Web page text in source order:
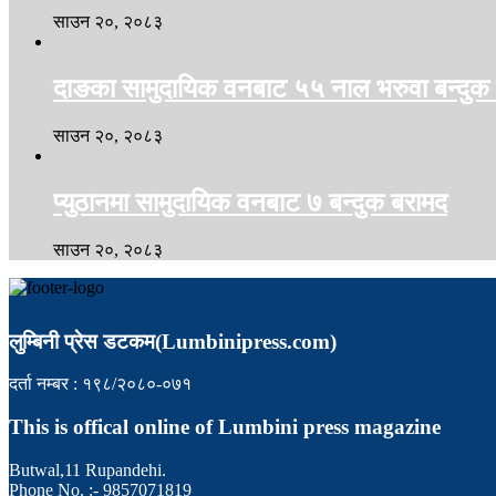
साउन २०, २०८३
दाङका सामुदायिक वनबाट ५५ नाल भरुवा बन्दुक
साउन २०, २०८३
प्युठानमा सामुदायिक वनबाट ७ बन्दुक बरामद
साउन २०, २०८३
लुम्बिनी प्रेस डटकम(Lumbinipress.com)
दर्ता नम्बर : १९८/२०८०-०७१
This is offical online of Lumbini press magazine
Butwal,11 Rupandehi.
Phone No. :- 9857071819